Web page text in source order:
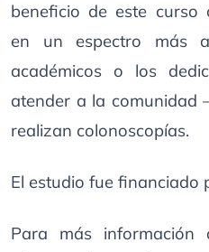
beneficio de este curso
en un espectro más
académicos o los
atender a la comunidad
realizan colonoscopías.
El estudio fue financiado
Para más información